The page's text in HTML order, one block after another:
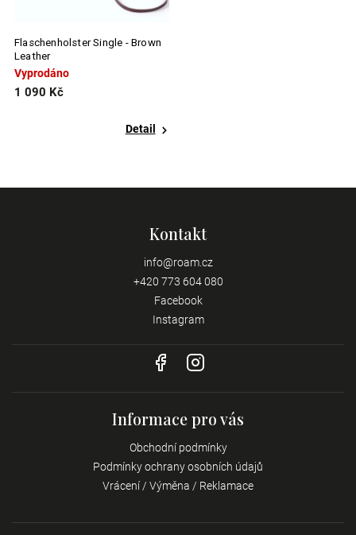
Flaschenholster Single - Brown
Leather
Vyprodáno
1 090 Kč
Detail
Kontakt
info@roam.cz
+420 773 604 080
Facebook
Instagram
Informace pro vás
Obchodní podmínky
Podmínky ochrany osobních údajů
Vrácení / Výměna / Reklamace